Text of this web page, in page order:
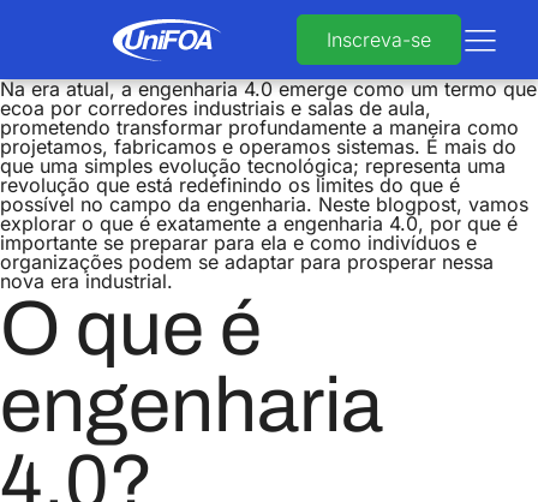
Inscreva-se
Na era atual, a engenharia 4.0 emerge como um termo que
ecoa por corredores industriais e salas de aula,
prometendo transformar profundamente a maneira como
projetamos, fabricamos e operamos sistemas. É mais do
que uma simples evolução tecnológica; representa uma
revolução que está redefinindo os limites do que é
possível no campo da engenharia. Neste blogpost, vamos
explorar o que é exatamente a engenharia 4.0, por que é
importante se preparar para ela e como indivíduos e
organizações podem se adaptar para prosperar nessa
nova era industrial.
O que é
engenharia
4.0?